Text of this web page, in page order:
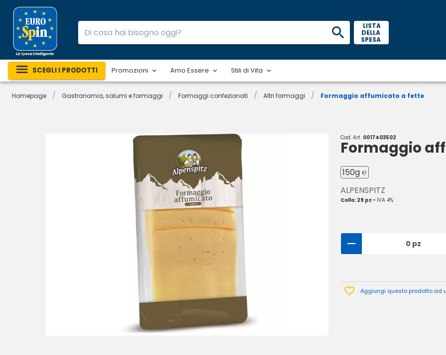
LISTA
DELLA
SPESA
SCEGLI I PRODOTTI Promozioni Amo Essere Stili di Vita
Homepage / Gastronomia, salumi e formaggi / Formaggi confezionati / Altri formaggi / Formaggio affumicato a fette
Cod. Art. 0017403502
Formaggio
150g ℮
ALPENSPITZ
Collo: 29 pz - IVA 4%
0 pz
Aggiungi questo prodotto ad